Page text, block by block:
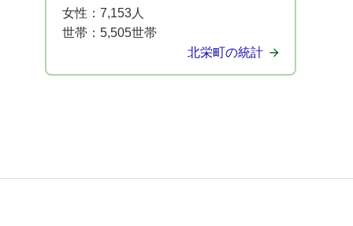
女性： 7,153人
世帯： 5,505世帯
北栄町の統計